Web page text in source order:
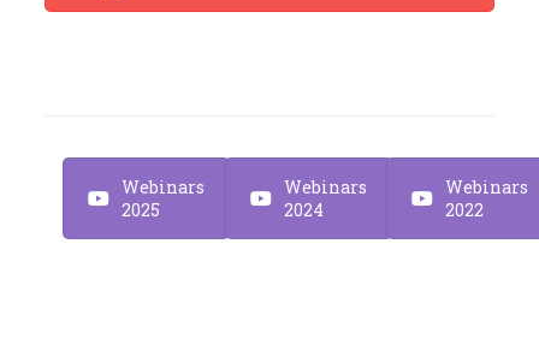
Webinars
2025
Webinars
2024
Webinars
2022